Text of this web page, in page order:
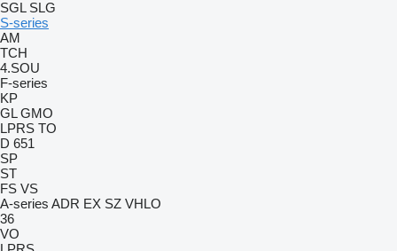
SGL SLG
S-series
AM
TCH
4.SOU
F-series
KP
GL GMO
LPRS TO
D 651
SP
ST
FS VS
A-series ADR EX SZ VHLO
36
VO